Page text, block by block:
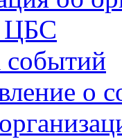
ЦБС
о